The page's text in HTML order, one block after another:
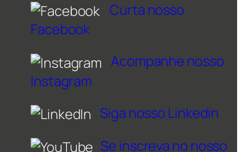
Curta nosso
Facebook
Acompanhe nosso
Instagram
Siga nosso Linkedin
Se inscreva no nosso